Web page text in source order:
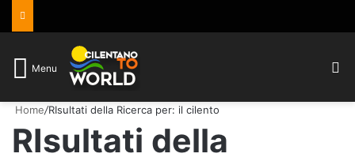
Menu
Home/RIsultati della Ricerca per: il cilento
RIsultati della